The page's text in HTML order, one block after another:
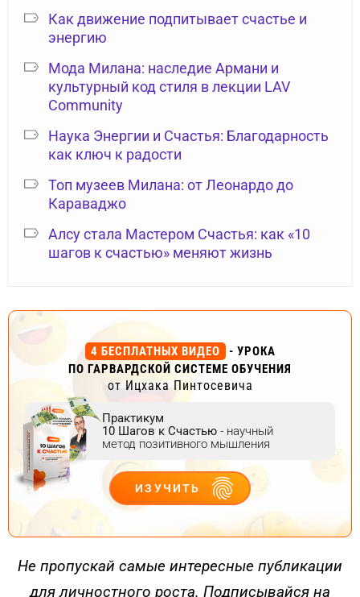
Как движение подпитывает счастье и
энергию
Мода Милана: наследие Армани и
культурный код стиля в лекции LAV
Community
Наука Энергии и Счастья: Благодарность
как ключ к радости
Топ музеев Милана: от Леонардо до
Караваджо
Алсу стала Мастером Счастья: как «10
шагов к счастью» меняют жизнь
4 БЕСПЛАТНЫХ ВИДЕО
- УРОКА
ПО ГАРВАРДСКОЙ СИСТЕМЕ ОБУЧЕНИЯ
от Ицхака Пинтосевича
Практикум
10 Шагов к Счастью - научный
метод позитивного мышления
ИЗУЧИТЬ
ДЕЙСТВУЙ
Не пропускай самые интересные публикации
для личностного роста. Подписывайся на